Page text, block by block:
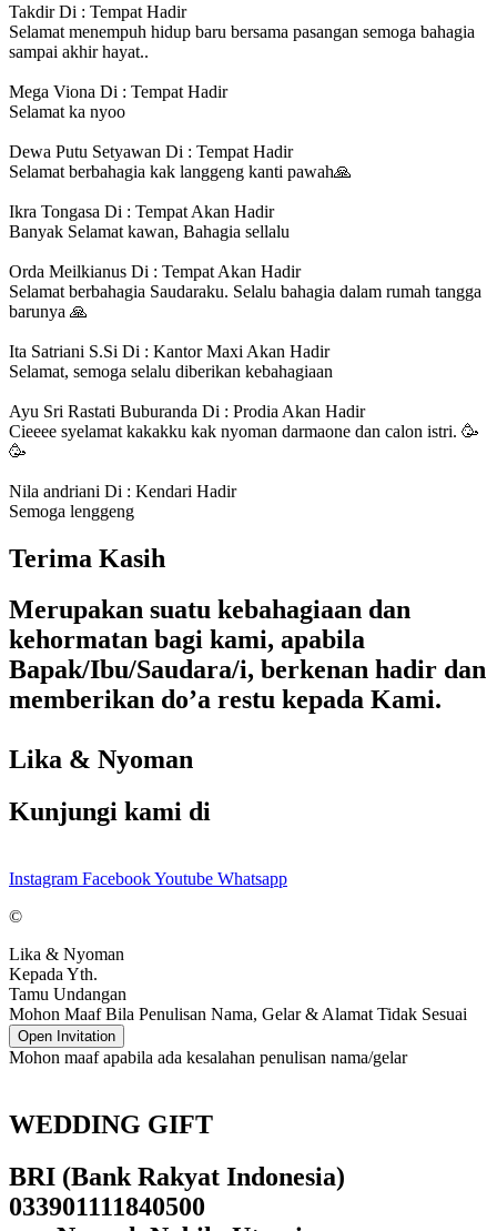
Takdir Di : Tempat Hadir
Selamat menempuh hidup baru bersama pasangan semoga bahagia
sampai akhir hayat..
Mega Viona Di : Tempat Hadir
Selamat ka nyoo
Dewa Putu Setyawan Di : Tempat Hadir
Selamat berbahagia kak langgeng kanti pawah🙏
Ikra Tongasa Di : Tempat Akan Hadir
Banyak Selamat kawan, Bahagia sellalu
Orda Meilkianus Di : Tempat Akan Hadir
Selamat berbahagia Saudaraku. Selalu bahagia dalam rumah tangga
barunya 🙏
Ita Satriani S.Si Di : Kantor Maxi Akan Hadir
Selamat, semoga selalu diberikan kebahagiaan
Ayu Sri Rastati Buburanda Di : Prodia Akan Hadir
Cieeee syelamat kakakku kak nyoman darmaone dan calon istri. 🥳
🥳
Nila andriani Di : Kendari Hadir
Semoga lenggeng
Terima Kasih
Merupakan suatu kebahagiaan dan
kehormatan bagi kami, apabila
Bapak/Ibu/Saudara/i, berkenan hadir dan
memberikan do’a restu kepada Kami.
Lika & Nyoman
Kunjungi kami di
Instagram FacebookYoutube Whatsapp
©
Lika & Nyoman
Kepada Yth.
Tamu Undangan
Mohon Maaf Bila Penulisan Nama, Gelar & Alamat Tidak Sesuai
Open Invitation
Mohon maaf apabila ada kesalahan penulisan nama/gelar
WEDDING GIFT
BRI (Bank Rakyat Indonesia)
033901111840500